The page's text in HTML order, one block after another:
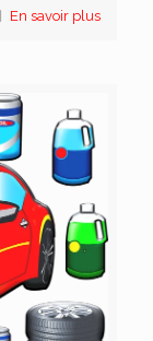
En savoir plus